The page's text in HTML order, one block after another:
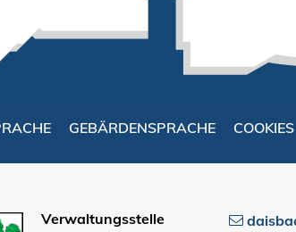
GEBÄRDENSPRACHE COOKIES
Verwaltungsstelle